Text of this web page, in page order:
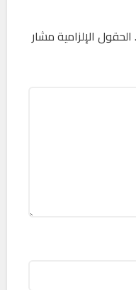
الحقول الإلزامية مشار